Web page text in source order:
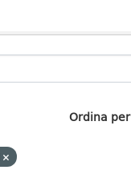
Ordina per